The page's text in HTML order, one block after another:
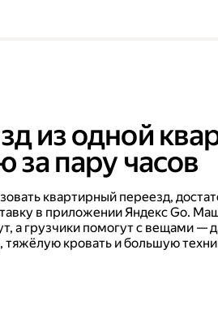
из одной
за пару часов
квартирный переезд,
в приложении Яндекс Go.
а грузчики помогут с вещами —
тяжёлую кровать и большую